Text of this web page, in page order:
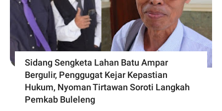
Sidang Sengketa Lahan Batu Ampar
Bergulir, Penggugat Kejar Kepastian
Hukum, Nyoman Tirtawan Soroti Langkah
Pemkab Buleleng